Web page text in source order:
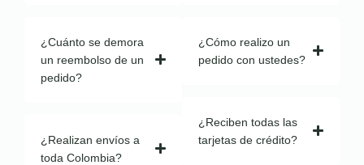
¿Cuánto se demora
un reembolso de un
pedido?
¿Realizan envíos a
toda Colombia?
¿Cómo realizo un
pedido con ustedes?
¿Reciben todas las
tarjetas de crédito?